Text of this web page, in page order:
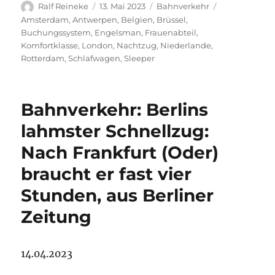
Autor
Ralf Reineke
Veröffentlicht
am
13. Mai 2023 Kategorien
Bahnverkehr
Amsterdam,Antwerpen, Belgien, Brüssel,
Buchungssystem, Engelsman, Frauenabteil,
Komfortklasse, London, Nachtzug, Niederlande,
Rotterdam,Schlafwagen,Sleeper
Bahnverkehr: Berlins
lahmster Schnellzug:
Nach Frankfurt (Oder)
braucht er fast vier
Stunden, aus Berliner
Zeitung
14.04.2023